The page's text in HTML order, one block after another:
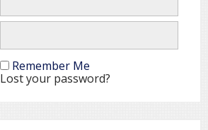
Remember Me
Lost your password?